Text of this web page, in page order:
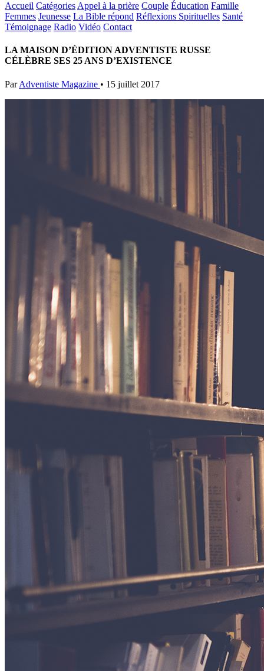
Accueil Catégories Appel à la prière Couple Éducation Famille
Femmes Jeunesse La Bible répond Réflexions Spirituelles Santé
Témoignage Radio Vidéo Contact
LA MAISON D’ÉDITION ADVENTISTE RUSSE
CÉLÈBRE SES 25 ANS D’EXISTENCE
Par Adventiste Magazine • 15 juillet 2017